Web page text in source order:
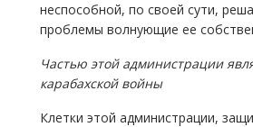
неспособной, по своей сути,
проблемы волнующие ее
Частью этой администрации
карабахской войны
Клетки этой администрации,